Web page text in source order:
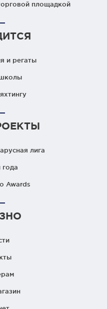
площадкой
и регаты
лига
года
Awards